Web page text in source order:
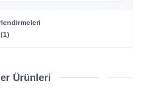
(1)
Ürünleri